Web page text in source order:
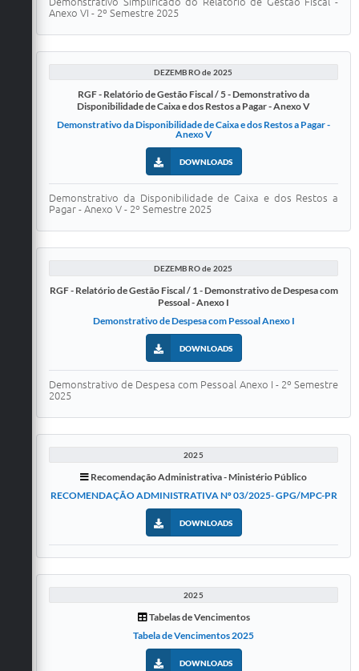
Anexo VI - 2º Semestre 2025
DEZEMBRO de 2025
RGF - Relatório de Gestão Fiscal / 5 - Demonstrativo da
Disponibilidade de Caixa e dos Restos a Pagar - Anexo V
Demonstrativo da Disponibilidade de Caixa e dos Restos a Pagar -
Anexo V
DOWNLOADS
Demonstrativo da Disponibilidade de Caixa e dos Restos a
Pagar - Anexo V - 2º Semestre 2025
DEZEMBRO de 2025
RGF - Relatório de Gestão Fiscal / 1 - Demonstrativo de Despesa com
Pessoal - Anexo I
Demonstrativo de Despesa com Pessoal Anexo I
DOWNLOADS
Demonstrativo de Despesa com Pessoal Anexo I - 2º Semestre
2025
2025
Recomendação Administrativa - Ministério Público
RECOMENDAÇÃO ADMINISTRATIVA Nº 03/2025- GPG/MPC-PR
DOWNLOADS
2025
Tabelas de Vencimentos
Tabela de Vencimentos 2025
DOWNLOADS